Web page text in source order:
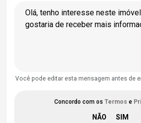
Você pode editar esta mensagem antes de
Concordo com os Termos e